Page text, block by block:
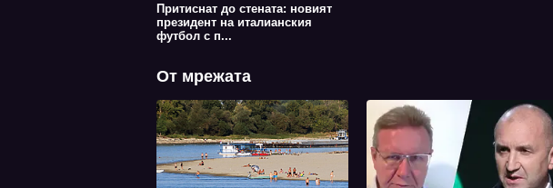
Притиснат до стената: новият
президент на италианския
футбол с п...
От мрежата